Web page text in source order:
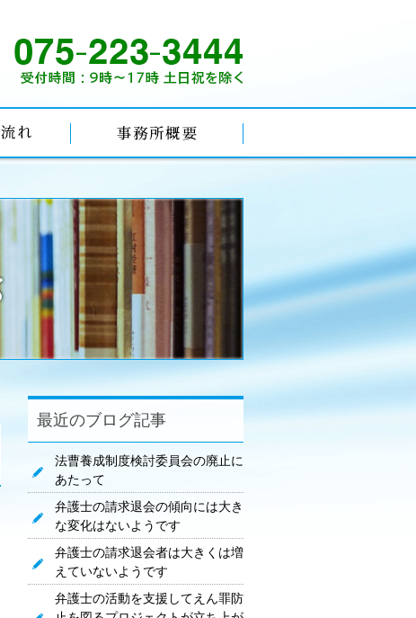
最近のブログ記事
法曹養成制度検討委員会の廃止に
あたって
弁護士の請求退会の傾向には大き
な変化はないようです
弁護士の請求退会者は大きくは増
えていないようです
弁護士の活動を支援してえん罪防